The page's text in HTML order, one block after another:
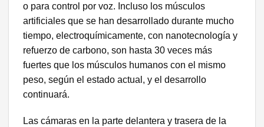
o para control por voz. Incluso los músculos
artificiales que se han desarrollado durante mucho
tiempo, electroquímicamente, con nanotecnología y
refuerzo de carbono, son hasta 30 veces más
fuertes que los músculos humanos con el mismo
peso, según el estado actual, y el desarrollo
continuará.
Las cámaras en la parte delantera y trasera de la